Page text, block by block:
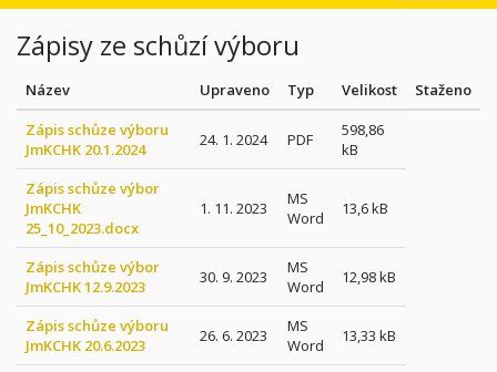
Zápisy ze schůzí výboru
Název Upraveno Typ Velikost
Staženo
Zápis schůze výboru
JmKCHK 20.1.2024
24. 1. 2024 PDF
598,86
kB
Zápis schůze výbor
JmKCHK
25_10_2023.docx
1. 11. 2023
MS
Word
13,6 kB
Zápis schůze výbor
JmKCHK 12.9.2023
30. 9. 2023
MS
Word
12,98 kB
Zápis schůze výboru
JmKCHK 20.6.2023
26. 6. 2023
MS
Word
13,33 kB